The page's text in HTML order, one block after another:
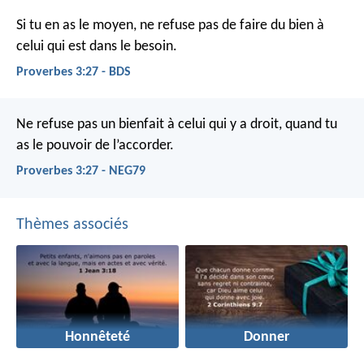
Si tu en as le moyen, ne refuse pas de faire du bien à
celui qui est dans le besoin.
Proverbes 3:27 - BDS
Ne refuse pas un bienfait à celui qui y a droit, quand tu
as le pouvoir de l’accorder.
Proverbes 3:27 - NEG79
Thèmes associés
Honnêteté Donner